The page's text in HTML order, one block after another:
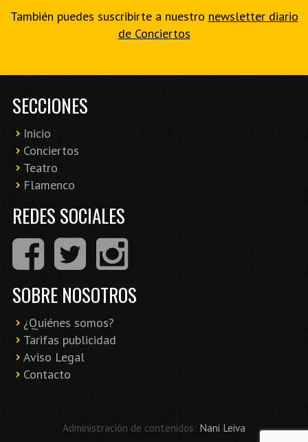
También puedes suscribirte a nuestro newsletter diario
de Conciertos
SECCIONES
Inicio
Conciertos
Teatro
Flamenco
REDES SOCIALES
SOBRE NOSOTROS
¿Quiénes somos?
Tarifas publicidad
Aviso Legal
Contacto
Administración de contenidos: Nani Leiva